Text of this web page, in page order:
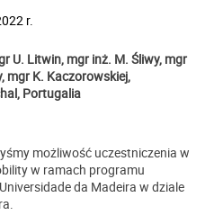
r.
U. Litwin, mgr inż. M. Śliwy, mgr
mgr K. Kaczorowskiej,
Portugalia
możliwość uczestniczenia w
w ramach programu
da Madeira w dziale